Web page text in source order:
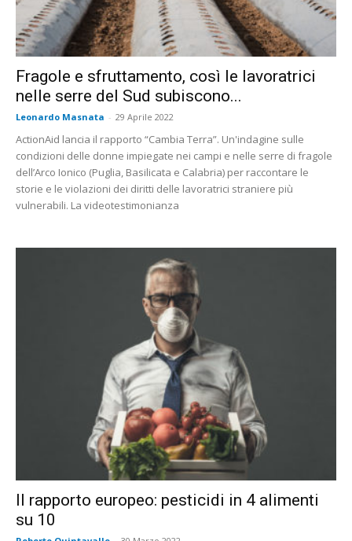
Fragole e sfruttamento, così le lavoratrici
nelle serre del Sud subiscono...
Leonardo Masnata - 29 Aprile 2022
ActionAid lancia il rapporto “Cambia Terra”. Un'indagine sulle
condizioni delle donne impiegate nei campi e nelle serre di fragole
dell’Arco Ionico (Puglia, Basilicata e Calabria) per raccontare le
storie e le violazioni dei diritti delle lavoratrici straniere più
vulnerabili. La videotestimonianza
Il rapporto europeo: pesticidi in 4 alimenti
su 10